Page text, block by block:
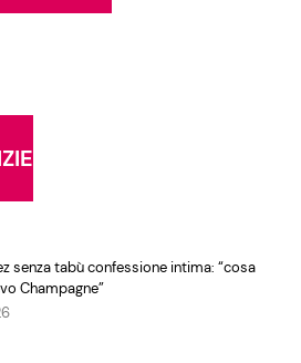
senza tabù confessione intima: “cosa
Champagne”